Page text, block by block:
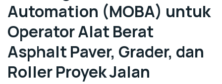
Automation (MOBA) untuk
Operator Alat Berat
Asphalt Paver, Grader, dan
Roller Proyek Jalan